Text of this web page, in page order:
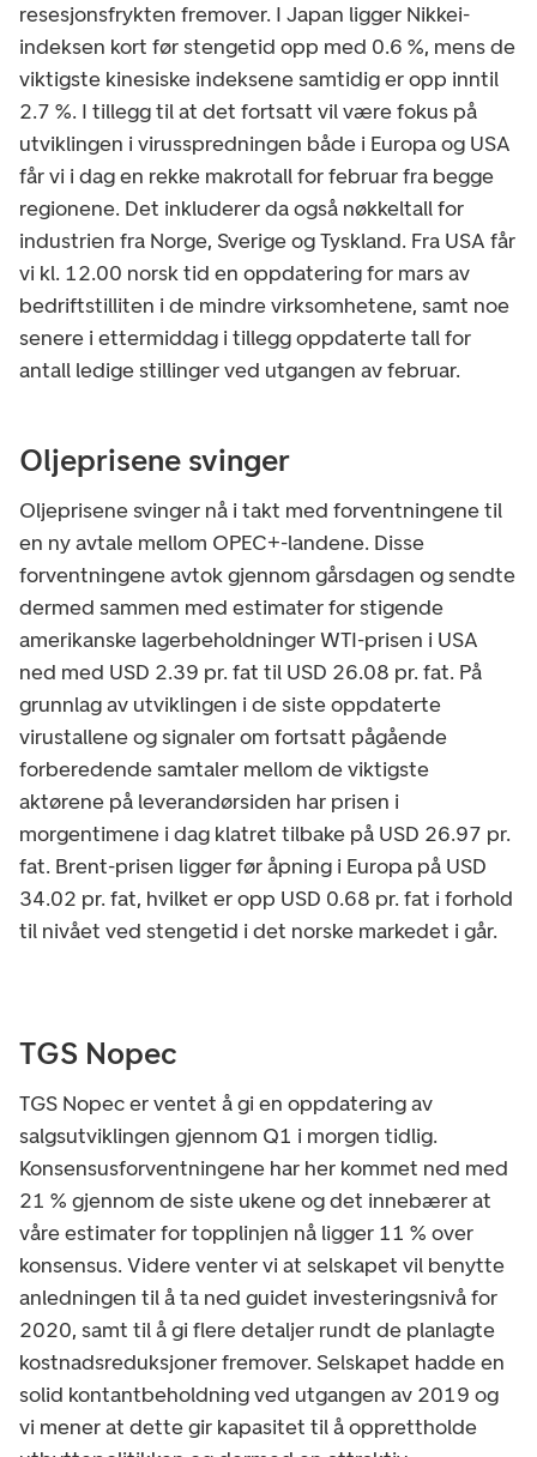
resesjonsfrykten fremover. I Japan ligger Nikkei-
indeksen kort før stengetid opp med 0.6 %, mens de
viktigste kinesiske indeksene samtidig er opp inntil
2.7 %. I tillegg til at det fortsatt vil være fokus på
utviklingen i virusspredningen både i Europa og USA
får vi i dag en rekke makrotall for februar fra begge
regionene. Det inkluderer da også nøkkeltall for
industrien fra Norge, Sverige og Tyskland. Fra USA får
vi kl. 12.00 norsk tid en oppdatering for mars av
bedriftstilliten i de mindre virksomhetene, samt noe
senere i ettermiddag i tillegg oppdaterte tall for
antall ledige stillinger ved utgangen av februar.
Oljeprisene svinger
Oljeprisene svinger nå i takt med forventningene til
en ny avtale mellom OPEC+-landene. Disse
forventningene avtok gjennom gårsdagen og sendte
dermed sammen med estimater for stigende
amerikanske lagerbeholdninger WTI-prisen i USA
ned med USD 2.39 pr. fat til USD 26.08 pr. fat. På
grunnlag av utviklingen i de siste oppdaterte
virustallene og signaler om fortsatt pågående
forberedende samtaler mellom de viktigste
aktørene på leverandørsiden har prisen i
morgentimene i dag klatret tilbake på USD 26.97 pr.
fat. Brent-prisen ligger før åpning i Europa på USD
34.02 pr. fat, hvilket er opp USD 0.68 pr. fat i forhold
til nivået ved stengetid i det norske markedet i går.
TGS Nopec
TGS Nopec er ventet å gi en oppdatering av
salgsutviklingen gjennom Q1 i morgen tidlig.
Konsensusforventningene har her kommet ned med
21 % gjennom de siste ukene og det innebærer at
våre estimater for topplinjen nå ligger 11 % over
konsensus. Videre venter vi at selskapet vil benytte
anledningen til å ta ned guidet investeringsnivå for
2020, samt til å gi flere detaljer rundt de planlagte
kostnadsreduksjoner fremover. Selskapet hadde en
solid kontantbeholdning ved utgangen av 2019 og
vi mener at dette gir kapasitet til å opprettholde